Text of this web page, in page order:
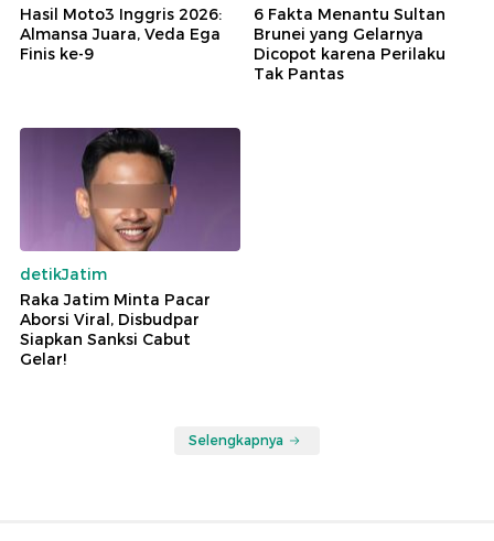
Hasil Moto3 Inggris 2026:
Almansa Juara, Veda Ega
Finis ke-9
6 Fakta Menantu Sultan
Brunei yang Gelarnya
Dicopot karena Perilaku
Tak Pantas
detikJatim
Raka Jatim Minta Pacar
Aborsi Viral, Disbudpar
Siapkan Sanksi Cabut
Gelar!
Selengkapnya